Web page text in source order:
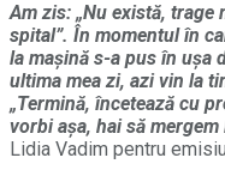
Am zis: „Nu există,
spital”. În momentul în
la mașină s-a pus în ușa
ultima mea zi, azi vin la
„Termină, încetează cu
vorbi așa, hai să
Lidia Vadim pentru